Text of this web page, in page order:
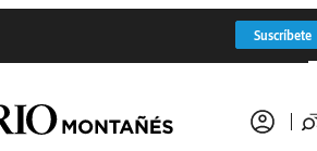
Suscríbete